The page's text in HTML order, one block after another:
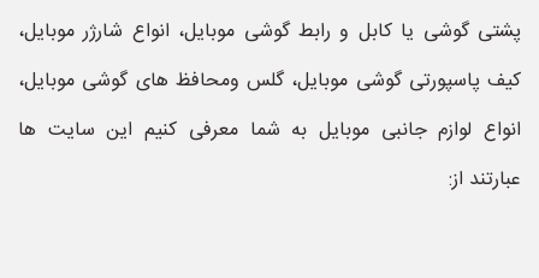
پشتی گوشی یا کابل و رابط گوشی موبایل، انواع شارژر موبایل،
کیف پاسپورتی گوشی موبایل، گلس ومحافظ های گوشی موبایل،
انواع لوازم جانبی موبایل به شما معرفی کنیم این سایت ها
عبارتند از: